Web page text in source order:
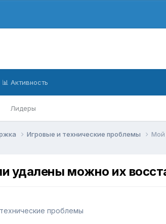
Лидеры
📊 Активность
Игровые и технические проблемы Мой
удалены можно их
проблемы